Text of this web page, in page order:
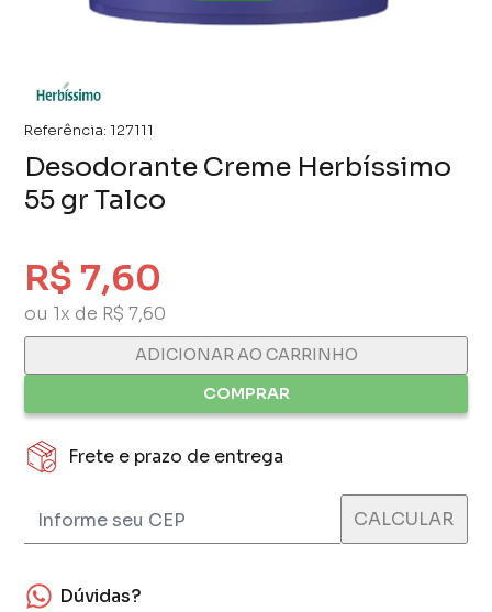
Referência: 127111
Desodorante Creme Herbíssimo
55 gr Talco
R$ 7,60
ou 1x de R$ 7,60
ADICIONAR AO CARRINHO
COMPRAR
Frete e prazo de entrega
Dúvidas?